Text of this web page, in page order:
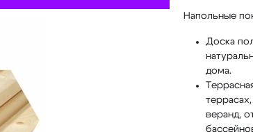
Напольные
Доска
дома.
веранд,